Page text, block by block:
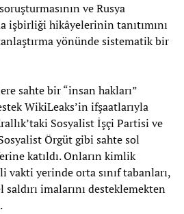
ve Rusya
işbirliği hikâyelerinin tanıtımını
yönünde sistematik bir
sahte bir “insan hakları”
WikiLeaks’in ifşaatlarıyla
Sosyalist İşçi Partisi ve
Örgüt gibi sahte sol
katıldı. Onların kimlik
vakti yerinde orta sınıf tabanları,
imalarını desteklemekten